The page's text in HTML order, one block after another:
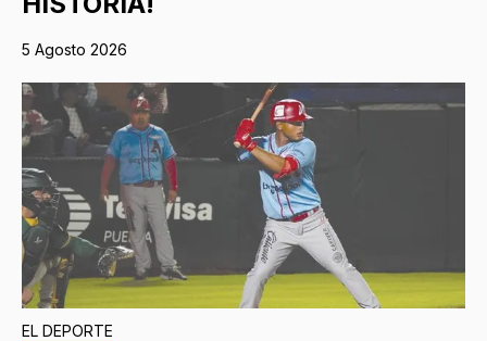
5 Agosto 2026
EL DEPORTE